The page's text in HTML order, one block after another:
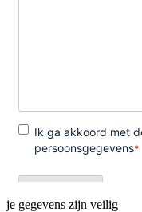
je gegevens zijn veilig